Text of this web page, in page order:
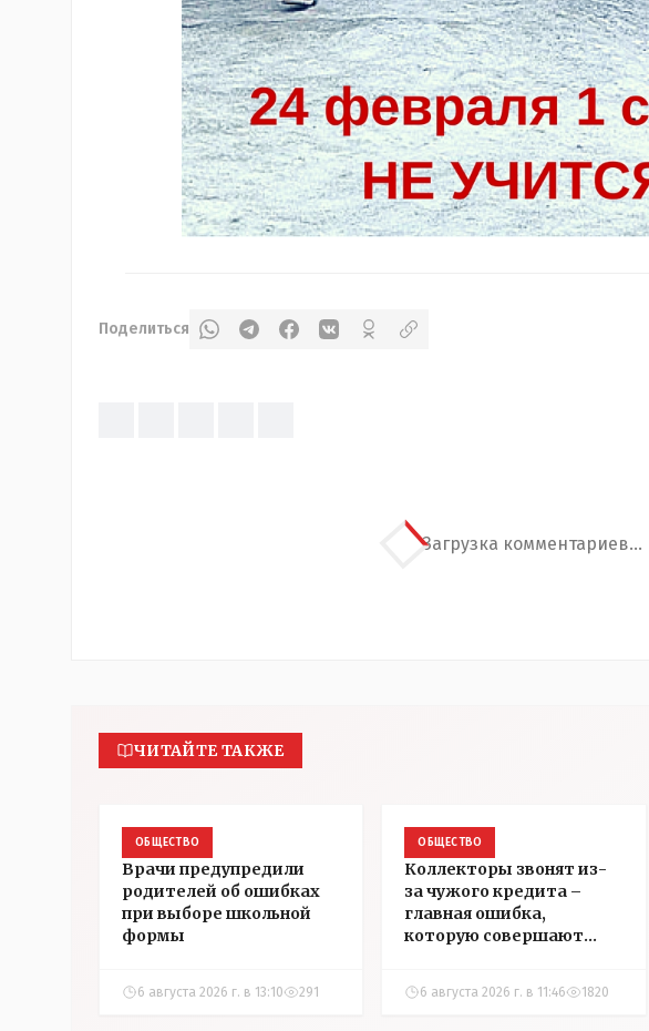
Поделиться
Загрузка комментариев...
ЧИТАЙТЕ ТАКЖЕ
ОБЩЕСТВО
Врачи предупредили
родителей об ошибках
при выборе школьной
формы
6 августа 2026 г. в 13:10 291
ОБЩЕСТВО
Коллекторы звонят из-
за чужого кредита –
главная ошибка,
которую совершают
6 августа 2026 г. в 11:46 1820